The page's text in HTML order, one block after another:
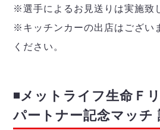
※選手によるお見送りは実施致
※キッチンカーの出店はござい
ください。
◾️メットライフ生命Ｆ
パートナー記念マッチ